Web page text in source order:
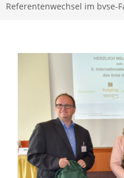
Referentenwechsel im bvse-